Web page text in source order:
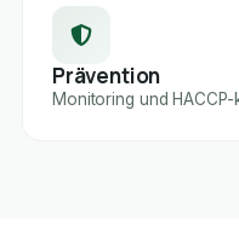
Prävention
Monitoring und